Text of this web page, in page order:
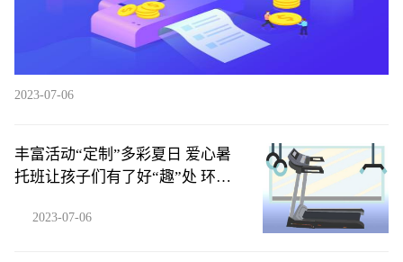
2023-07-06
丰富活动“定制”多彩夏日 爱心暑
托班让孩子们有了好“趣”处 环球
2023-07-06